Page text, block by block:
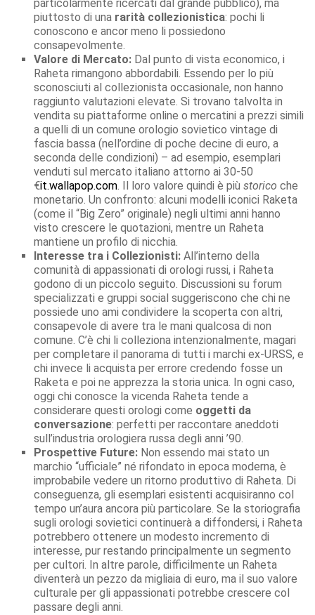
particolarmente ricercati dal grande pubblico), ma
piuttosto di una rarità collezionistica: pochi li
conoscono e ancor meno li possiedono
consapevolmente.
Valore di Mercato: Dal punto di vista economico, i
Raheta rimangono abbordabili. Essendo per lo più
sconosciuti al collezionista occasionale, non hanno
raggiunto valutazioni elevate. Si trovano talvolta in
vendita su piattaforme online o mercatini a prezzi simili
a quelli di un comune orologio sovietico vintage di
fascia bassa (nell’ordine di poche decine di euro, a
seconda delle condizioni) – ad esempio, esemplari
venduti sul mercato italiano attorno ai 30-50
€it.wallapop.com. Il loro valore quindi è piùstorico che
monetario. Un confronto: alcuni modelli iconici Raketa
(come il “Big Zero” originale) negli ultimi anni hanno
visto crescere le quotazioni, mentre un Raheta
mantiene un profilo di nicchia.
Interesse tra i Collezionisti: All’interno della
comunità di appassionati di orologi russi, i Raheta
godono di un piccolo seguito. Discussioni su forum
specializzati e gruppi social suggeriscono che chi ne
possiede uno ami condividere la scoperta con altri,
consapevole di avere tra le mani qualcosa di non
comune. C’è chi li colleziona intenzionalmente, magari
per completare il panorama di tutti i marchi ex-URSS, e
chi invece li acquista per errore credendo fosse un
Raketa e poi ne apprezza la storia unica. In ogni caso,
oggi chi conosce la vicenda Raheta tende a
considerare questi orologi come oggetti da
conversazione: perfetti per raccontare aneddoti
sull’industria orologiera russa degli anni ’90.
Prospettive Future: Non essendo mai stato un
marchio “ufficiale” né rifondato in epoca moderna, è
improbabile vedere un ritorno produttivo di Raheta. Di
conseguenza, gli esemplari esistenti acquisiranno col
tempo un’aura ancora più particolare. Se la storiografia
sugli orologi sovietici continuerà a diffondersi, i Raheta
potrebbero ottenere un modesto incremento di
interesse, pur restando principalmente un segmento
per cultori. In altre parole, difficilmente un Raheta
diventerà un pezzo da migliaia di euro, ma il suo valore
culturale per gli appassionati potrebbe crescere col
passare degli anni.